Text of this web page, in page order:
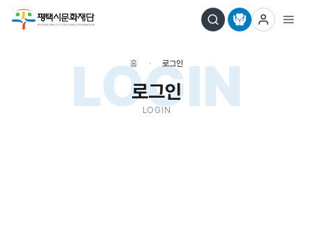
LOGIN
홈 로그인
로그인
LOGIN